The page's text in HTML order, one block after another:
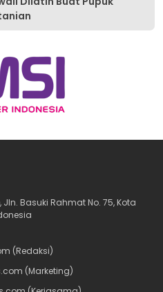
Jln. Basuki Rahmat No. 75, Kota
(Redaksi)
(Marketing)